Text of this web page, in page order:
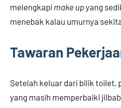
melengkapi make upyang
menebak kalau umurnya
Tawaran
Setelah keluar dari bilik toilet,
yang masih memperbaiki